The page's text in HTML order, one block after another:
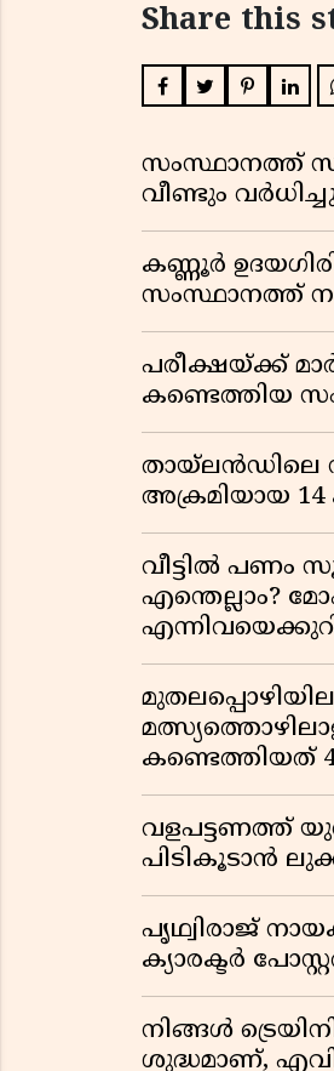
Share this
സംസ്ഥാനത്ത്
വീണ്ടും
കണ്ണൂർ
സംസ്ഥാനത്ത്
പരീക്ഷയ്ക്ക്
കണ്ടെത്തിയ
തായ്‌ലൻഡിലെ
അക്രമിയായ 14
വീട്ടിൽ പണം
എന്തെല്ലാം?
കണ്ടെത്തിയത്
വളപട്ടണത്ത്
പിടികൂടാൻ
പൃഥ്വിരാജ്
ക്യാരക്ടർ
നിങ്ങൾ
ശുദ്ധമാണ്,